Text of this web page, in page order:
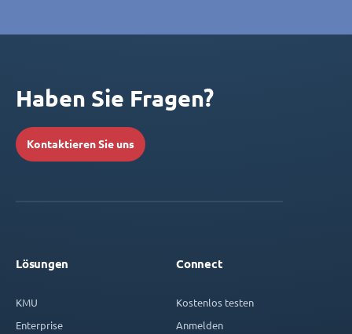
Haben Sie Fragen?
Kontaktieren Sie uns
Lösungen
KMU
Enterprise
Connect
Kostenlos testen
Anmelden